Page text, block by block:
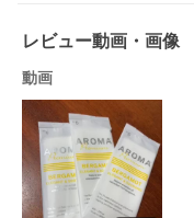
レビュー動画・画像
動画